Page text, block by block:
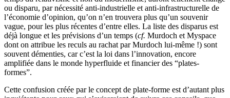
ou disparu, par nécessité anti-industrielle et anti-infrastructurelle de
l’économie d’opinion, qu’on n’en trouvera plus qu’un souvenir
vague, pour les plus récentes d’entre elles. La liste des disparus est
déjà longue et les prévisions d’un temps (cf. Murdoch et Myspace
dont on attribue les reculs au rachat par Murdoch lui-même !) sont
souvent démenties, car c’est la loi dans l’innovation, encore
amplifiée dans le monde hyperfluide et financier des “plates-
formes”.
Cette confusion créée par le concept de plate-forme est d’autant plus